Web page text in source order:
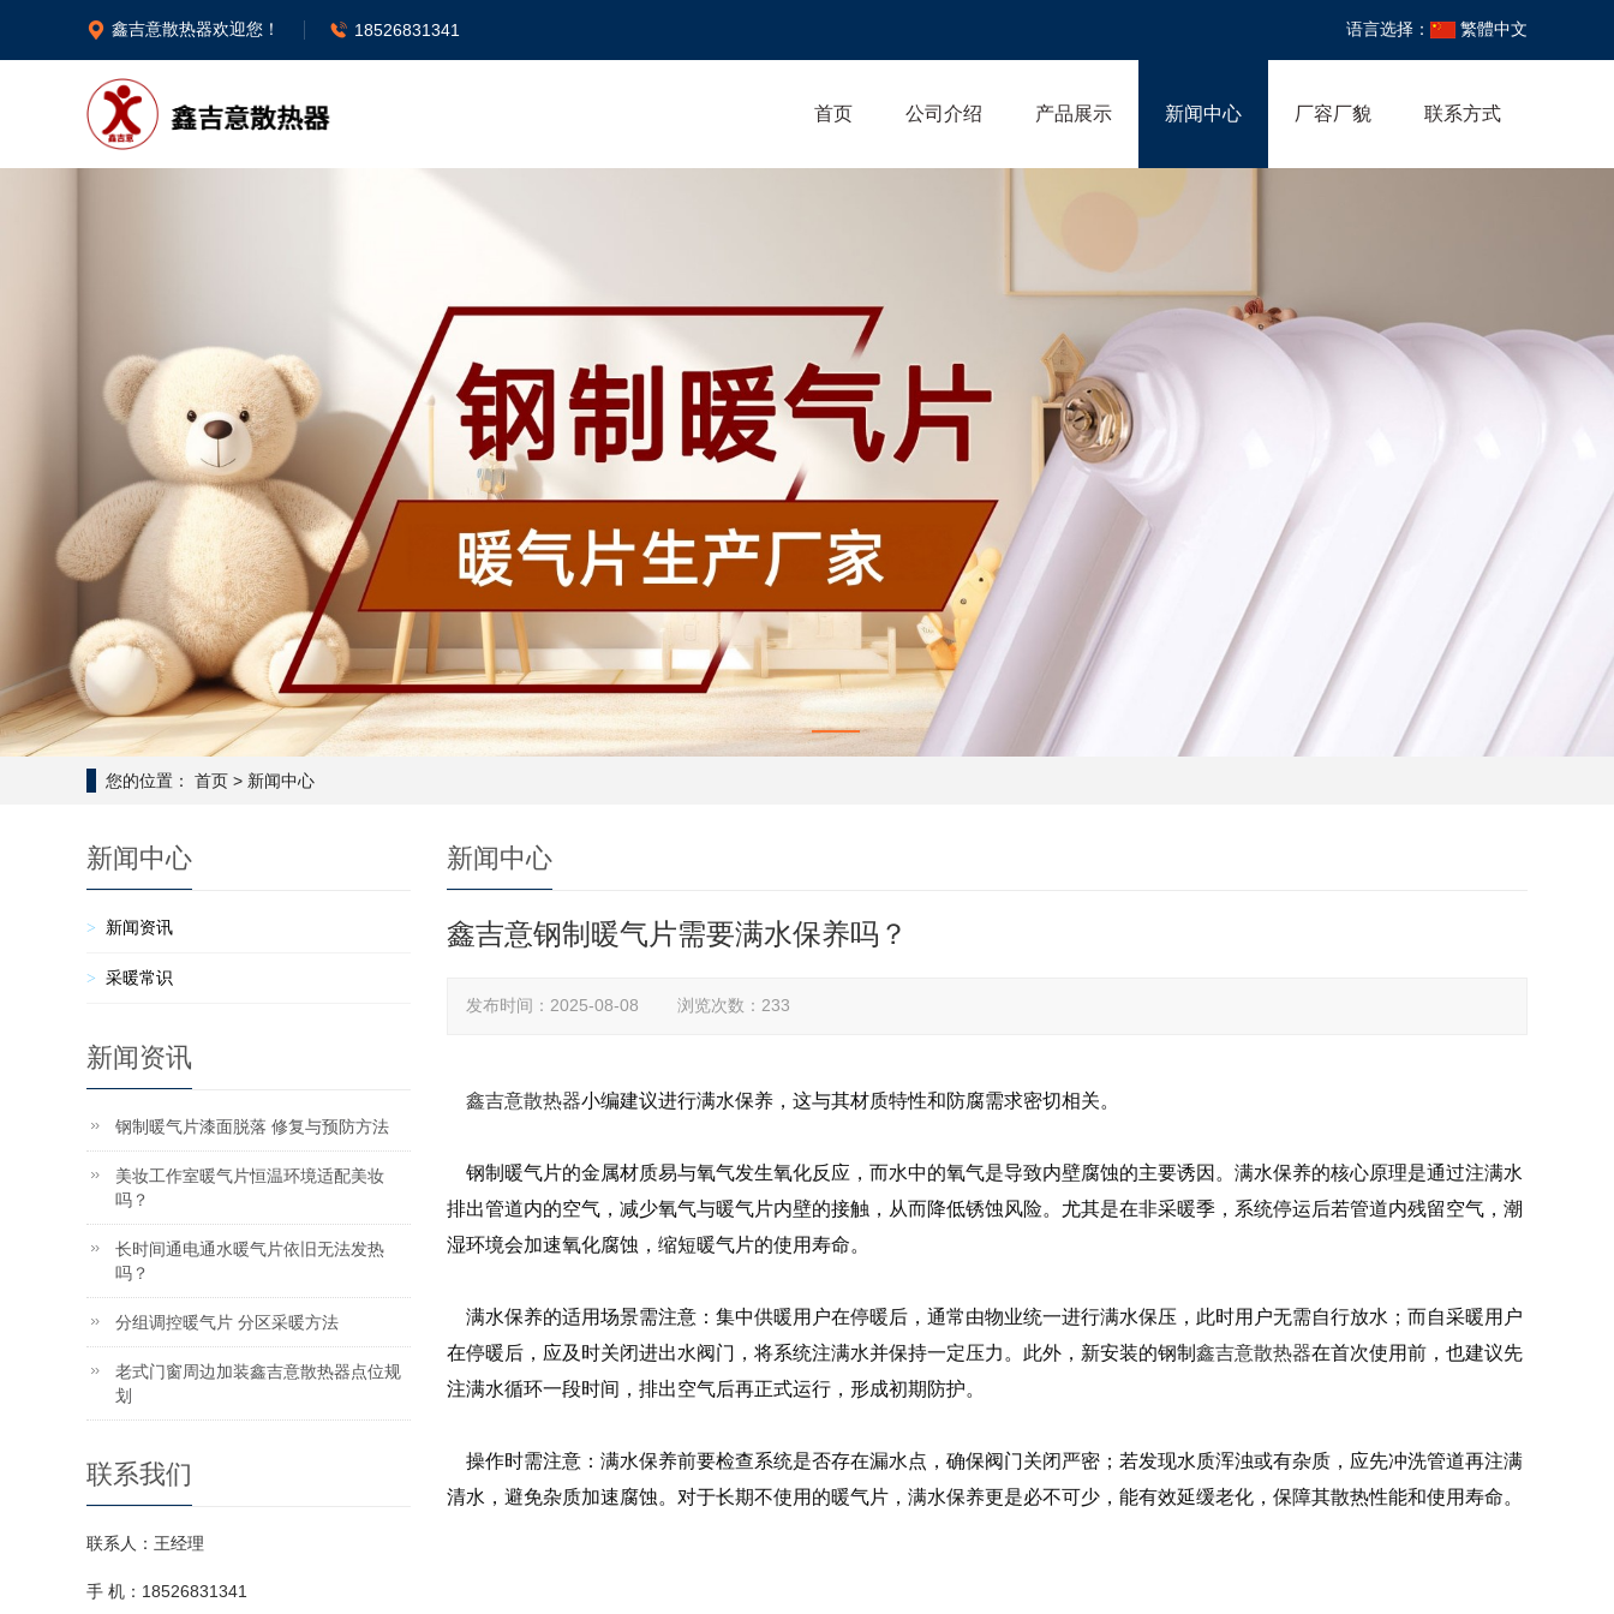
 鑫吉意散热器欢迎您！  18526831341 语言选择： 繁體中文
首页 公司介绍 产品展示 新闻中心 厂容厂貌 联系方式
您的位置： 首页 > 新闻中心
新闻中心
新闻资讯
采暖常识
新闻资讯
钢制暖气片漆面脱落 修复与预防方法
美妆工作室暖气片恒温环境适配美妆
吗？
长时间通电通水暖气片依旧无法发热
吗？
分组调控暖气片 分区采暖方法
老式门窗周边加装鑫吉意散热器点位规
划
联系我们
联系人：王经理
手 机：18526831341
新闻中心
鑫吉意钢制暖气片需要满水保养吗？
发布时间：2025-08-08 浏览次数：233
鑫吉意散热器小编建议进行满水保养，这与其材质特性和防腐需求密切相关。
钢制暖气片的金属材质易与氧气发生氧化反应，而水中的氧气是导致内壁腐蚀的主要诱因。满水保养的核心原理是通过注满水
排出管道内的空气，减少氧气与暖气片内壁的接触，从而降低锈蚀风险。尤其是在非采暖季，系统停运后若管道内残留空气，潮
湿环境会加速氧化腐蚀，缩短暖气片的使用寿命。
满水保养的适用场景需注意：集中供暖用户在停暖后，通常由物业统一进行满水保压，此时用户无需自行放水；而自采暖用户
在停暖后，应及时关闭进出水阀门，将系统注满水并保持一定压力。此外，新安装的钢制 鑫吉意散热器在首次使用前，也建议先
注满水循环一段时间，排出空气后再正式运行，形成初期防护。
操作时需注意：满水保养前要检查系统是否存在漏水点，确保阀门关闭严密；若发现水质浑浊或有杂质，应先冲洗管道再注满
清水，避免杂质加速腐蚀。对于长期不使用的暖气片，满水保养更是必不可少，能有效延缓老化，保障其散热性能和使用寿命。